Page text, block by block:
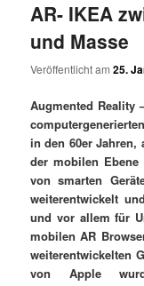
AR- IKEA
und Masse
Veröffentlicht am25.
Augmented Reality
in den 60er
der mobilen Ebene
von smarten
weiterentwickelt
und vor allem für
mobilen AR
weiterentwickelten
von Apple